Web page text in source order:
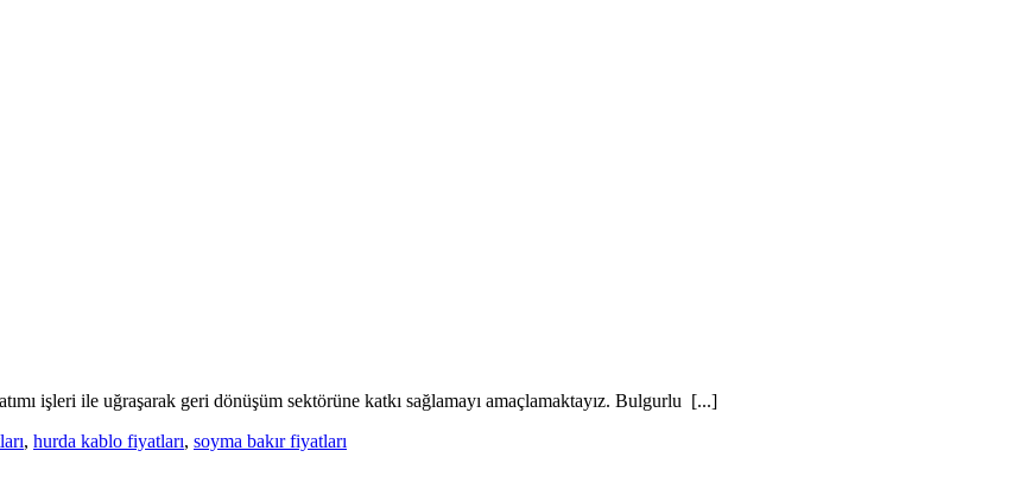
işleri ile uğraşarak geri dönüşüm sektörüne katkı sağlamayı amaçlamaktayız. Bulgurlu [...]
, hurda kablo fiyatları, soyma bakır fiyatları